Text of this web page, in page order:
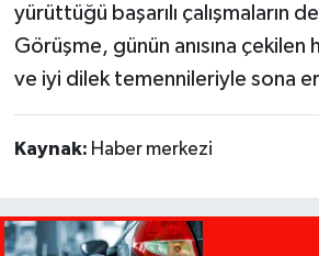
yürüttüğü başarılı çalışmaların
Görüşme, günün anısına çekilen
ve iyi dilek temennileriyle sona
Kaynak: Haber merkezi